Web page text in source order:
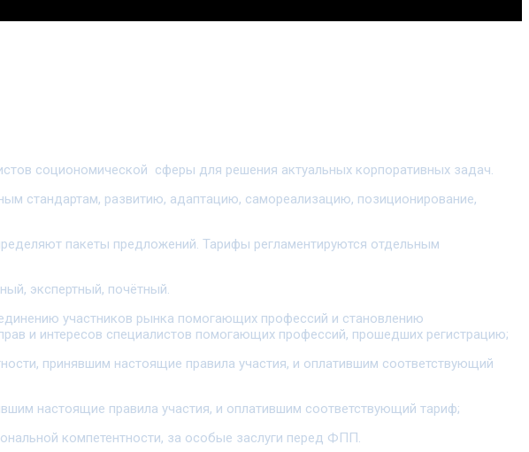
социономической сферы для решения актуальных корпоративных задач.
стандартам, развитию, адаптацию, самореализацию, позиционирование,
пакеты предложений. Тарифы регламентируются отдельным
экспертный, почётный.
участников рынка помогающих профессий и становлению
и интересов специалистов помогающих профессий, прошедших регистрацию;
принявшим настоящие правила участия, и оплатившим соответствующий
настоящие правила участия, и оплатившим соответствующий тариф;
компетентности, за особые заслуги перед ФПП.